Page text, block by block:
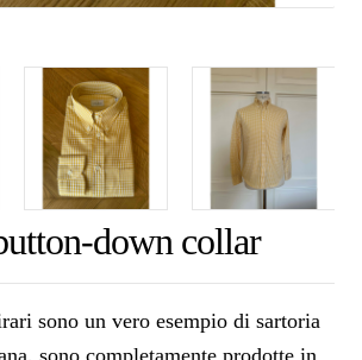
down collar
sono un vero esempio di sartoria
sono completamente prodotte in